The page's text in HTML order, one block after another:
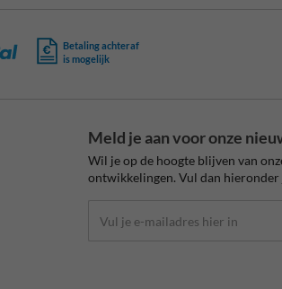
Betaling achteraf
is mogelijk
Meld je aan voor onze
Wil je op de hoogte blijven van
ontwikkelingen. Vul dan hieronder